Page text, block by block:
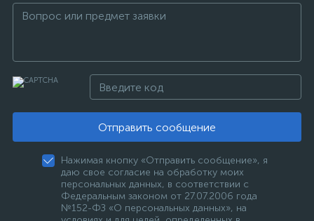
Отправить сообщение
Нажимая кнопку «Отправить сообщение», я
даю свое согласие на обработку моих
персональных данных, в соответствии с
Федеральным законом от 27.07.2006 года
№152-ФЗ «О персональных данных», на